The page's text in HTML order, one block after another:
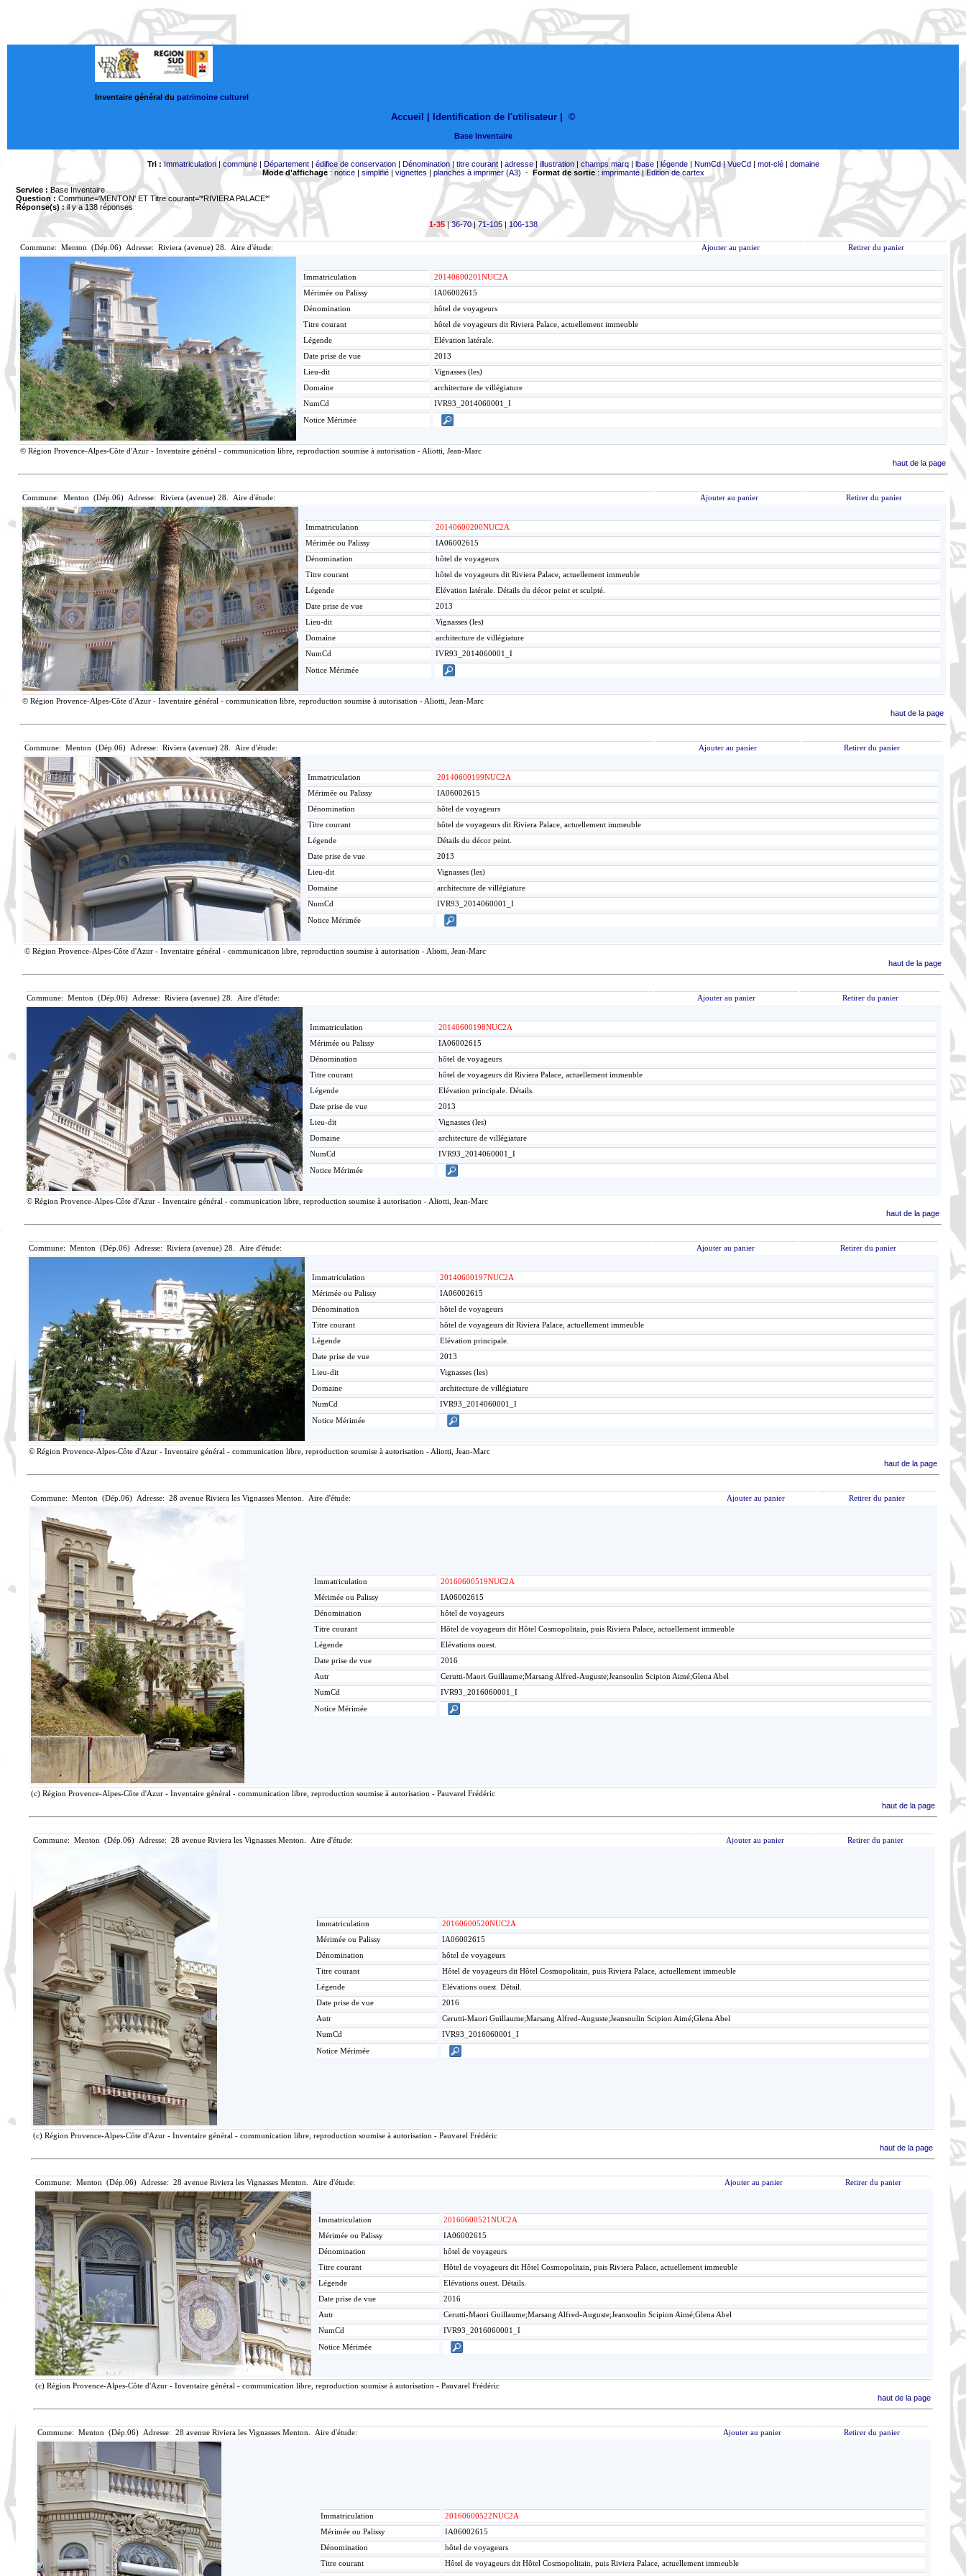
Inventaire général du patrimoine culturel
Accueil | Identification de l'utilisateur ©
Base Inventaire
Tri : Immatriculation|commune| Département| édifice de conservation| Dénomination| titre courant| adresse| illustration| champs marq| lbase| légende| NumCd|VueCd| mot-clé| domaine
Mode d'affichage: notice| simplifié| vignettes | planches à imprimer (A3) - Format de sortie: imprimante|Edition de cartex
Service : Base Inventaire
Question : Commune='MENTON' ET Titre courant='*RIVIERA PALACE*'
Réponse(s) :il y a 138 réponses
1-35|36-70|71-105| 106-138
Commune: Menton (Dép.06) Adresse: Riviera (avenue) 28. Aire d'étude: Ajouter au panier Retirer du panier
Immatriculation
20140600201NUC2A
Mérimée ou Palissy
IA06002615
Dénomination
hôtel de voyageurs
Titre courant
hôtel de voyageurs dit Riviera Palace, actuellement immeuble
Légende
Elévation latérale.
Date prise de vue
2013
Lieu-dit
Vignasses (les)
Domaine
architecture de villégiature
NumCd
IVR93_2014060001_I
Notice Mérimée
© Région Provence-Alpes-Côte d'Azur - Inventaire général - communication libre, reproduction soumise à autorisation - Aliotti, Jean-Marc
haut de la page
Commune: Menton (Dép.06) Adresse: Riviera (avenue) 28. Aire d'étude: Ajouter au panier Retirer du panier
Immatriculation
20140600200NUC2A
Mérimée ou Palissy
IA06002615
Dénomination
hôtel de voyageurs
Titre courant
hôtel de voyageurs dit Riviera Palace, actuellement immeuble
Légende
Elévation latérale. Détails du décor peint et sculpté.
Date prise de vue
2013
Lieu-dit
Vignasses (les)
Domaine
architecture de villégiature
NumCd
IVR93_2014060001_I
Notice Mérimée
© Région Provence-Alpes-Côte d'Azur - Inventaire général - communication libre, reproduction soumise à autorisation - Aliotti, Jean-Marc
haut de la page
Commune: Menton (Dép.06) Adresse: Riviera (avenue) 28. Aire d'étude: Ajouter au panier Retirer du panier
Immatriculation
20140600199NUC2A
Mérimée ou Palissy
IA06002615
Dénomination
hôtel de voyageurs
Titre courant
hôtel de voyageurs dit Riviera Palace, actuellement immeuble
Légende
Détails du décor peint.
Date prise de vue
2013
Lieu-dit
Vignasses (les)
Domaine
architecture de villégiature
NumCd
IVR93_2014060001_I
Notice Mérimée
© Région Provence-Alpes-Côte d'Azur - Inventaire général - communication libre, reproduction soumise à autorisation - Aliotti, Jean-Marc
haut de la page
Commune: Menton (Dép.06) Adresse: Riviera (avenue) 28. Aire d'étude: Ajouter au panier Retirer du panier
Immatriculation
20140600198NUC2A
Mérimée ou Palissy
IA06002615
Dénomination
hôtel de voyageurs
Titre courant
hôtel de voyageurs dit Riviera Palace, actuellement immeuble
Légende
Elévation principale. Détails.
Date prise de vue
2013
Lieu-dit
Vignasses (les)
Domaine
architecture de villégiature
NumCd
IVR93_2014060001_I
Notice Mérimée
© Région Provence-Alpes-Côte d'Azur - Inventaire général - communication libre, reproduction soumise à autorisation - Aliotti, Jean-Marc
haut de la page
Commune: Menton (Dép.06) Adresse: Riviera (avenue) 28. Aire d'étude: Ajouter au panier Retirer du panier
Immatriculation
20140600197NUC2A
Mérimée ou Palissy
IA06002615
Dénomination
hôtel de voyageurs
Titre courant
hôtel de voyageurs dit Riviera Palace, actuellement immeuble
Légende
Elévation principale.
Date prise de vue
2013
Lieu-dit
Vignasses (les)
Domaine
architecture de villégiature
NumCd
IVR93_2014060001_I
Notice Mérimée
© Région Provence-Alpes-Côte d'Azur - Inventaire général - communication libre, reproduction soumise à autorisation - Aliotti, Jean-Marc
haut de la page
Commune: Menton (Dép.06) Adresse: 28 avenue Riviera les Vignasses Menton. Aire d'étude: Ajouter au panier Retirer du panier
Immatriculation
20160600519NUC2A
Mérimée ou Palissy
IA06002615
Dénomination
hôtel de voyageurs
Titre courant
Hôtel de voyageurs dit Hôtel Cosmopolitain, puis Riviera Palace, actuellement immeuble
Légende
Elévations ouest.
Date prise de vue
2016
Autr
Cerutti-Maori Guillaume;Marsang Alfred-Auguste;Jeansoulin Scipion Aimé;Glena Abel
NumCd
IVR93_2016060001_I
Notice Mérimée
(c) Région Provence-Alpes-Côte d'Azur - Inventaire général - communication libre, reproduction soumise à autorisation - Pauvarel Frédéric
haut de la page
Commune: Menton (Dép.06) Adresse: 28 avenue Riviera les Vignasses Menton. Aire d'étude: Ajouter au panier Retirer du panier
Immatriculation
20160600520NUC2A
Mérimée ou Palissy
IA06002615
Dénomination
hôtel de voyageurs
Titre courant
Hôtel de voyageurs dit Hôtel Cosmopolitain, puis Riviera Palace, actuellement immeuble
Légende
Elévations ouest. Détail.
Date prise de vue
2016
Autr
Cerutti-Maori Guillaume;Marsang Alfred-Auguste;Jeansoulin Scipion Aimé;Glena Abel
NumCd
IVR93_2016060001_I
Notice Mérimée
(c) Région Provence-Alpes-Côte d'Azur - Inventaire général - communication libre, reproduction soumise à autorisation - Pauvarel Frédéric
haut de la page
Commune: Menton (Dép.06) Adresse: 28 avenue Riviera les Vignasses Menton. Aire d'étude: Ajouter au panier Retirer du panier
Immatriculation
20160600521NUC2A
Mérimée ou Palissy
IA06002615
Dénomination
hôtel de voyageurs
Titre courant
Hôtel de voyageurs dit Hôtel Cosmopolitain, puis Riviera Palace, actuellement immeuble
Légende
Elévations ouest. Détails.
Date prise de vue
2016
Autr
Cerutti-Maori Guillaume;Marsang Alfred-Auguste;Jeansoulin Scipion Aimé;Glena Abel
NumCd
IVR93_2016060001_I
Notice Mérimée
(c) Région Provence-Alpes-Côte d'Azur - Inventaire général - communication libre, reproduction soumise à autorisation - Pauvarel Frédéric
haut de la page
Commune: Menton (Dép.06) Adresse: 28 avenue Riviera les Vignasses Menton. Aire d'étude: Ajouter au panier Retirer du panier
Immatriculation
20160600522NUC2A
Mérimée ou Palissy
IA06002615
Dénomination
hôtel de voyageurs
Titre courant
Hôtel de voyageurs dit Hôtel Cosmopolitain, puis Riviera Palace, actuellement immeuble